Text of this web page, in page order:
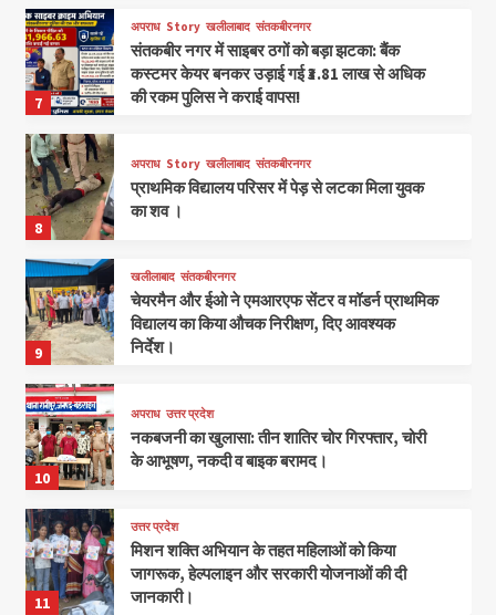
7
अपराध Story खलीलाबाद संतकबीरनगर
संतकबीर नगर में साइबर ठगों को बड़ा झटका: बैंक
कस्टमर केयर बनकर उड़ाई गई ₹3.81 लाख से अधिक
की रकम पुलिस ने कराई वापस!
8
अपराध Story खलीलाबाद संतकबीरनगर
प्राथमिक विद्यालय परिसर में पेड़ से लटका मिला युवक
का शव ।
9
खलीलाबाद संतकबीरनगर
चेयरमैन और ईओ ने एमआरएफ सेंटर व मॉडर्न प्राथमिक
विद्यालय का किया औचक निरीक्षण, दिए आवश्यक
निर्देश।
10
अपराध उत्तर प्रदेश
नकबजनी का खुलासा: तीन शातिर चोर गिरफ्तार, चोरी
के आभूषण, नकदी व बाइक बरामद।
11
उत्तर प्रदेश
मिशन शक्ति अभियान के तहत महिलाओं को किया
जागरूक, हेल्पलाइन और सरकारी योजनाओं की दी
जानकारी।